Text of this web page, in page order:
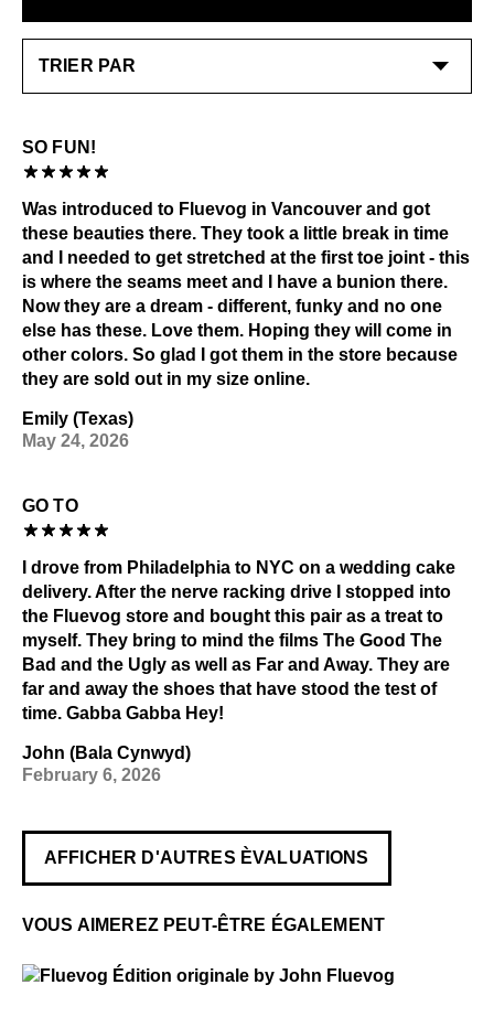
EN SAVOIR PLUS
sous-couche bleu/gris.
Consultez notre page
informations générales sur l'entretien.
EN SAVOIR PLUS
SO FUN!
Was introduced to Fluevog in Vancouver and got
these beauties there. They took a little break in time
and I needed to get stretched at the first toe joint - this
is where the seams meet and I have a bunion there.
Now they are a dream - different, funky and no one
else has these. Love them. Hoping they will come in
other colors. So glad I got them in the store because
they are sold out in my size online.
Emily (Texas)
May 24, 2026
GO TO
I drove from Philadelphia to NYC on a wedding cake
delivery. After the nerve racking drive I stopped into
the Fluevog store and bought this pair as a treat to
myself. They bring to mind the films The Good The
Bad and the Ugly as well as Far and Away. They are
far and away the shoes that have stood the test of
time. Gabba Gabba Hey!
John (Bala Cynwyd)
February 6, 2026
AFFICHER D'AUTRES ÈVALUATIONS
VOUS AIMEREZ PEUT-ÊTRE ÉGALEMENT